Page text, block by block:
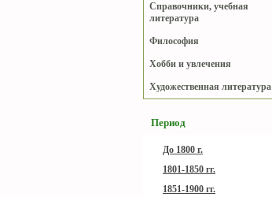
Справочники, учебная
литература
Философия
Хобби и увлечения
Художественная литература
Период
До 1800 г.
1801-1850 гг.
1851-1900 гг.